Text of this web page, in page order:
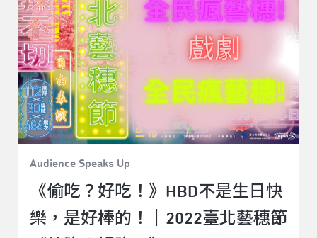
Audience Speaks Up
《偷吃？好吃！》HBD不是生日快
樂，是好棒的！｜2022臺北藝穗節